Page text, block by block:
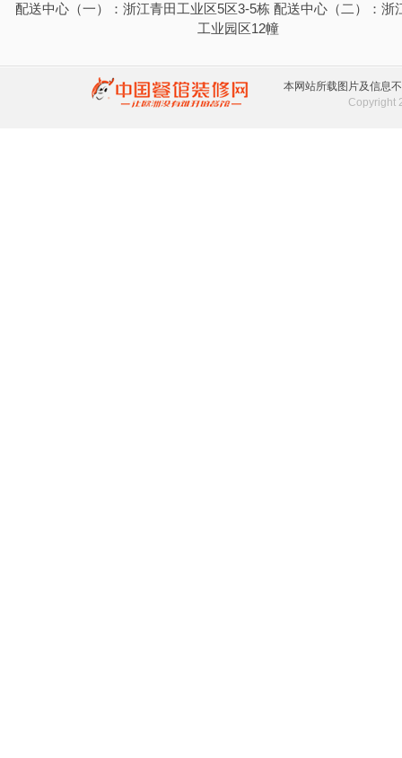
配送中心（一）：浙江青田工业区5区3-5栋 配送中心（二）：浙
工业园区12幢
本网站所载图片及信息
Copyright